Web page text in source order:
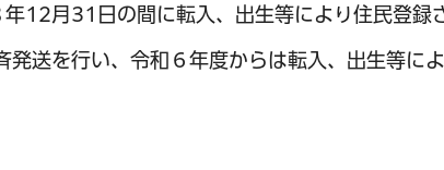
12月31日の間に転入、出生等により住民登録
送を行い、令和６年度からは転入、出生等に